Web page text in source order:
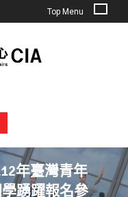
Top Menu
年臺灣青年
踴躍報名參